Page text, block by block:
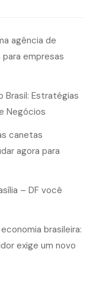
agência de
empresas
Brasil: Estratégias
Negócios
canetas
agora para
– DF você
brasileira:
exige um novo